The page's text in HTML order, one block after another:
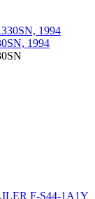
1994